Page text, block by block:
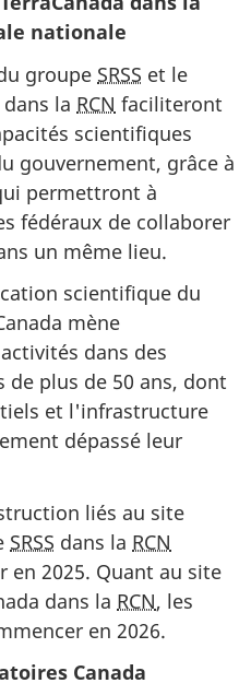
nationale
groupe SRSS et le
la RCN faciliteront
scientifiques
gouvernement, grâce à
permettront à
fédéraux de collaborer
un même lieu.
scientifique du
mène
dans des
plus de 50 ans, dont
et l'infrastructure
dépassé leur
liés au site
SRSS dans la RCN
en 2025. Quant au site
dans la RCN, les
en 2026.
Canada